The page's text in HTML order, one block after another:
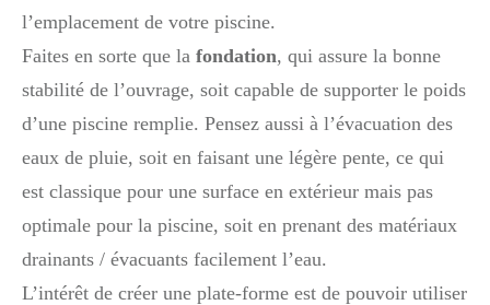
l’emplacement de votre piscine.
Faites en sorte que la fondation, qui assure la bonne
stabilité de l’ouvrage, soit capable de supporter le poids
d’une piscine remplie. Pensez aussi à l’évacuation des
eaux de pluie, soit en faisant une légère pente, ce qui
est classique pour une surface en extérieur mais pas
optimale pour la piscine, soit en prenant des matériaux
drainants / évacuants facilement l’eau.
L’intérêt de créer une plate-forme est de pouvoir utiliser